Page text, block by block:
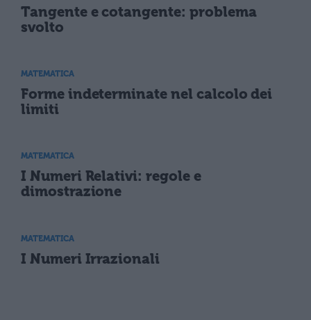
Tangente e cotangente: problema
svolto
MATEMATICA
Forme indeterminate nel calcolo dei
limiti
MATEMATICA
I Numeri Relativi: regole e
dimostrazione
MATEMATICA
I Numeri Irrazionali